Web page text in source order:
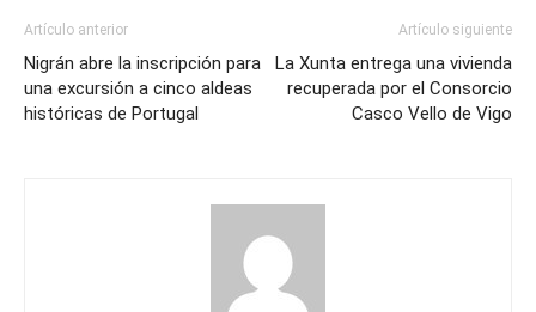
Artículo anterior
Nigrán abre la inscripción para
una excursión a cinco aldeas
históricas de Portugal
Artículo siguiente
La Xunta entrega una vivienda
recuperada por el Consorcio
Casco Vello de Vigo